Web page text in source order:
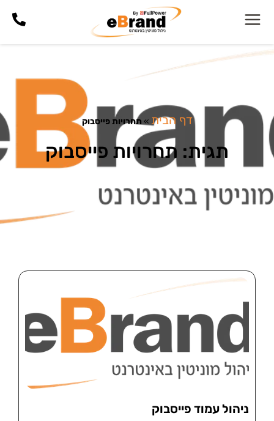
דף הבית » תחרויות פייסבוק
תגית: תחרויות פייסבוק
ניהול עמוד פייסבוק